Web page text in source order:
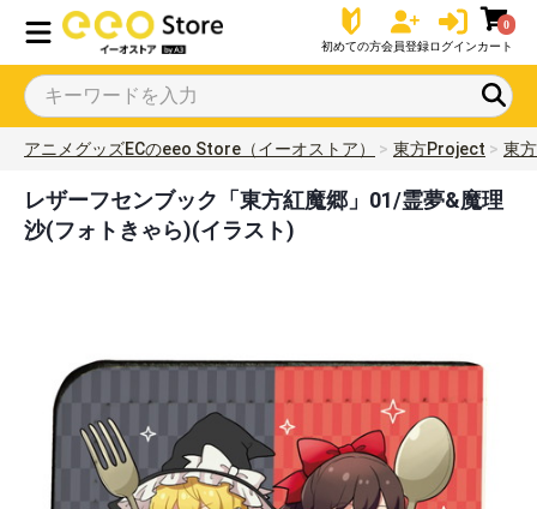
初めての方会員登録ログイン
0
カート
アニメグッズECのeeo Store（イーオストア） 東方Project 東
レザーフセンブック「東方紅魔郷」01/霊夢&魔理
沙(フォトきゃら)(イラスト)